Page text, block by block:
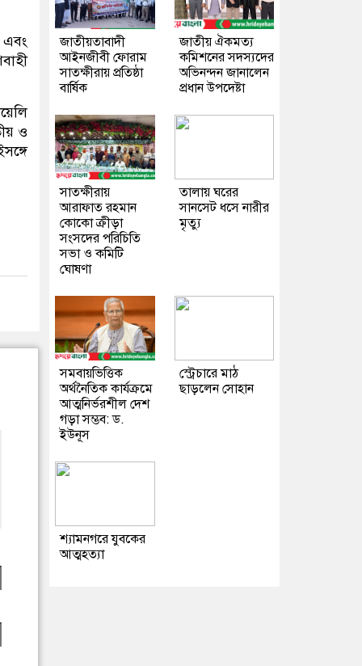
এবং
ও
জাতীয়তাবাদী
আইনজীবী ফোরাম
সাতক্ষীরায় প্রতিষ্ঠা
বার্ষিক
জাতীয় ঐকমত্য
কমিশনের সদস্যদের
অভিনন্দন জানালেন
প্রধান উপদেষ্টা
সাতক্ষীরায়
আরাফাত রহমান
কোকো ক্রীড়া
সংসদের পরিচিতি
সভা ও কমিটি
ঘোষণা
তালায় ঘরের
সানসেট ধসে নারীর
মৃত্যু
সমবায়ভিত্তিক
অর্থনৈতিক কার্যক্রমে
আত্মনির্ভরশীল দেশ
গড়া সম্ভব: ড.
ইউনূস
স্ট্রেচারে মাঠ
ছাড়লেন সোহান
শ্যামনগরে যুবকের
আত্মহত্যা